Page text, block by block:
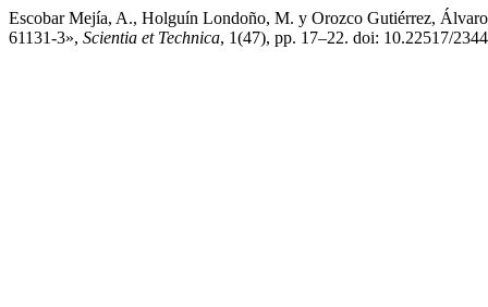
Escobar Mejía, A., Holguín Londoño, M. y Orozco Gutiérrez,
61131-3», Scientia et Technica, 1(47), pp. 17–22. doi: 10.22517/